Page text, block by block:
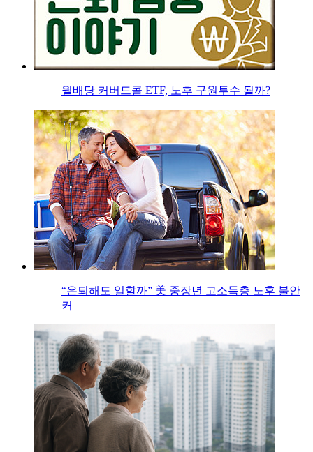
월배당 커버드콜 ETF, 노후 구원투수 될까?
“은퇴해도 일할까” 美 중장년 고소득층 노후 불안
커